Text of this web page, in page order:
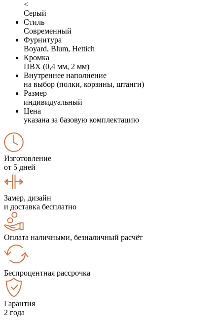
<
Серый
Стиль
Современный
Фурнитура
Boyard, Blum, Hettich
Кромка
ПВХ (0,4 мм, 2 мм)
Внутреннее наполнение
на выбор (полки, корзины, штанги)
Размер
индивидуальный
Цена
указана за базовую комплектацию
Изготовление
от 5 дней
Замер, дизайн
и доставка бесплатно
Оплата наличными, безналичный расчёт
Беспроцентная рассрочка
Гарантия
2 года